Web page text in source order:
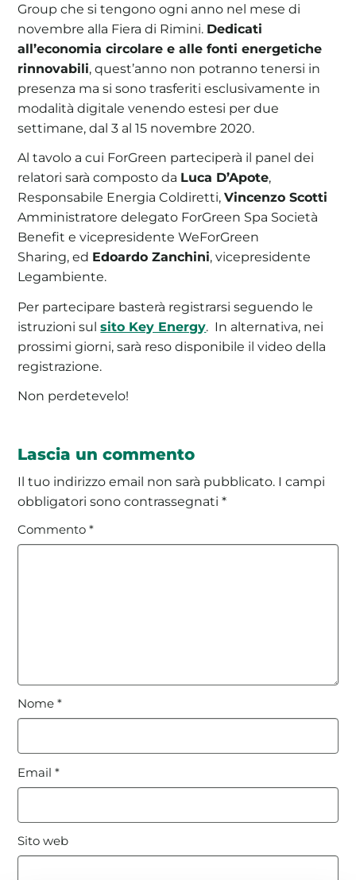
Group che si tengono ogni anno nel mese di
novembre alla Fiera di Rimini. Dedicati
all’economia circolare e alle fonti energetiche
rinnovabili, quest’anno non potranno tenersi in
presenza ma si sono trasferiti esclusivamente in
modalità digitale venendo estesi per due
settimane, dal 3 al 15 novembre 2020.
Al tavolo a cui ForGreen parteciperà il panel dei
relatori sarà composto da Luca D’Apote,
Responsabile Energia Coldiretti,Vincenzo Scotti
Amministratore delegato ForGreen Spa Società
Benefit e vicepresidente WeForGreen
Sharing, ed Edoardo Zanchini, vicepresidente
Legambiente.
Per partecipare basterà registrarsi seguendo le
istruzioni sulsito Key Energy. In alternativa, nei
prossimi giorni, sarà reso disponibile il video della
registrazione.
Non perdetevelo!
Lascia un commento
Il tuo indirizzo email non sarà pubblicato. I campi
obbligatori sono contrassegnati*
Commento*
Nome*
Email*
Sito web